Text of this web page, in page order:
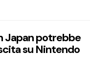
Japan potrebbe
su Nintendo